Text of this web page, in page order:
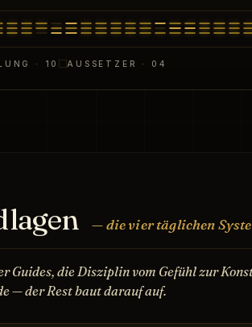
· 10 AUSSETZER · 04
— die vier täglichen
Guides, die Disziplin vom Gefühl zur
— der Rest baut darauf auf.